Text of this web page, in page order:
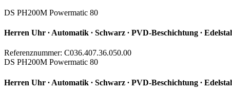
DS PH200M Powermatic 80
Herren Uhr ∙ Automatik ∙ Schwarz ∙ PVD-Beschichtung ∙
Referenznummer: C036.407.36.050.00
DS PH200M Powermatic 80
Herren Uhr ∙ Automatik ∙ Schwarz ∙ PVD-Beschichtung ∙